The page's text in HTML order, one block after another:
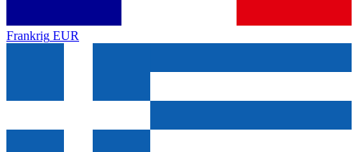
Frankrig EUR